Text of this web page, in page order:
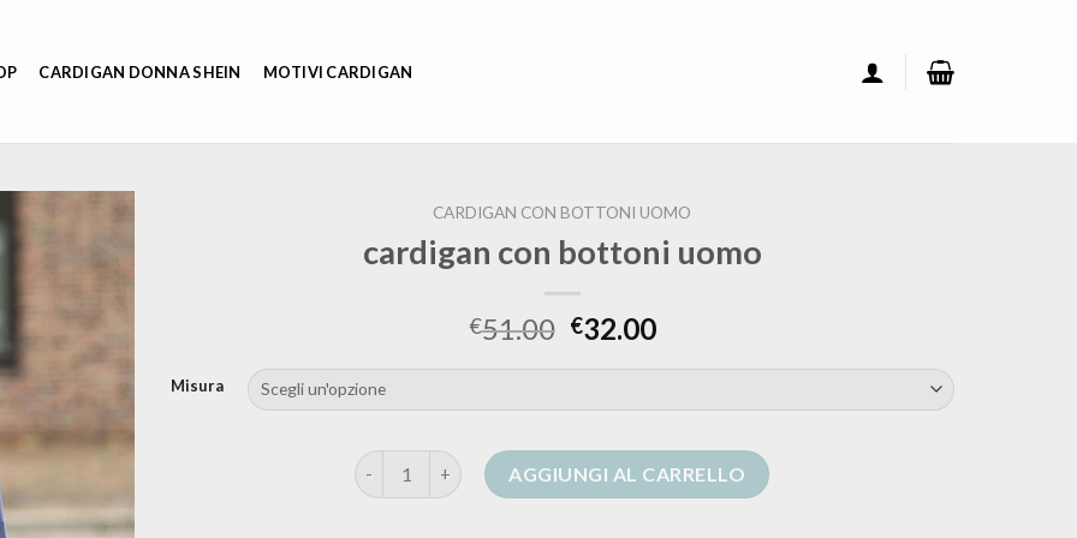
CARDIGAN DONNA SHEIN MOTIVI CARDIGAN
CARDIGAN CON BOTTONI UOMO
cardigan con bottoni uomo
€51.00 €32.00
Misura
cardigan con bottoni uomo quantità
AGGIUNGI AL CARRELLO